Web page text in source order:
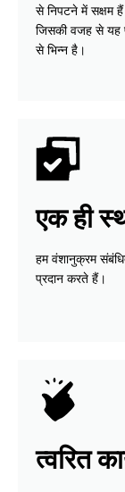
से निपटने में सक्षम
जिसकी वजह से यह
से भिन्न है।
एक ही
हम वंशानुक्रम
प्रदान करते हैं।
त्वरित